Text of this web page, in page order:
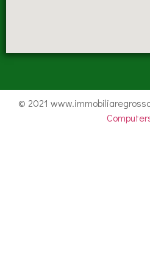
© 2021